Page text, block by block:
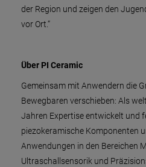
der Region und zeigen den
vor Ort.“
Über PI Ceramic
Gemeinsam mit Anwendern die
Bewegbaren verschieben: Als
Jahren Expertise entwickelt und
piezokeramische Komponenten
Anwendungen in den Bereichen
Ultraschallsensorik und